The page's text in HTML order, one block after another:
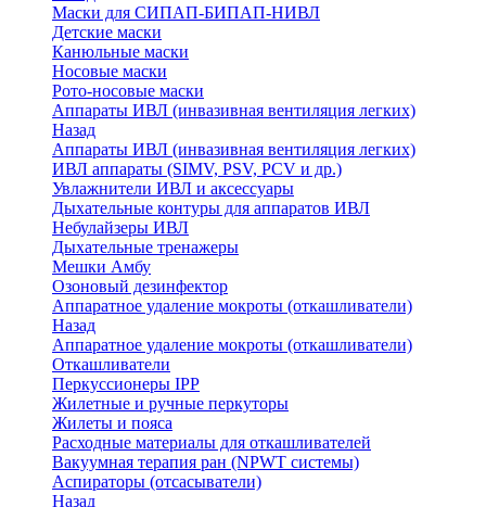
Маски для СИПАП-БИПАП-НИВЛ
Детские маски
Канюльные маски
Носовые маски
Рото-носовые маски
Аппараты ИВЛ (инвазивная вентиляция легких)
Назад
Аппараты ИВЛ (инвазивная вентиляция легких)
ИВЛ аппараты (SIMV, PSV, PCV и др.)
Увлажнители ИВЛ и аксессуары
Дыхательные контуры для аппаратов ИВЛ
Небулайзеры ИВЛ
Дыхательные тренажеры
Мешки Амбу
Озоновый дезинфектор
Аппаратное удаление мокроты (откашливатели)
Назад
Аппаратное удаление мокроты (откашливатели)
Откашливатели
Перкуссионеры IPP
Жилетные и ручные перкуторы
Жилеты и пояса
Расходные материалы для откашливателей
Вакуумная терапия ран (NPWT системы)
Аспираторы (отсасыватели)
Назад